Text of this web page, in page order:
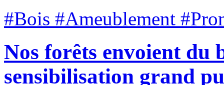
#Bois #Ameublement
Nos forêts envoient du
sensibilisation grand